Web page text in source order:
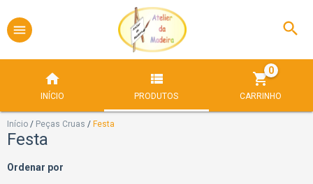
INÍCIO PRODUTOS CARRINHO
0
Início / Peças Cruas / Festa
Festa
Ordenar por